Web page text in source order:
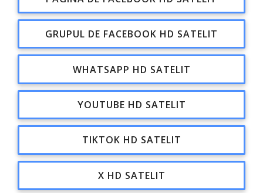
GRUPUL DE FACEBOOK HD SATELIT
WHATSAPP HD SATELIT
YOUTUBE HD SATELIT
TIKTOK HD SATELIT
X HD SATELIT